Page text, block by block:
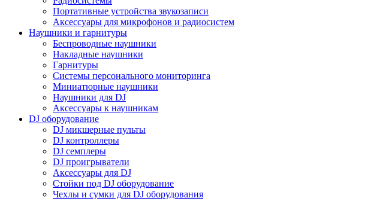
Портативные устройства звукозаписи
Аксессуары для микрофонов и радиосистем
Наушники и гарнитуры
Беспроводные наушники
Накладные наушники
Гарнитуры
Системы персонального мониторинга
Миниатюрные наушники
Наушники для DJ
Аксессуары к наушникам
DJ оборудование
DJ микшерные пульты
DJ контроллеры
DJ семплеры
DJ проигрыватели
Аксессуары для DJ
Стойки под DJ оборудование
Чехлы и сумки для DJ оборудования